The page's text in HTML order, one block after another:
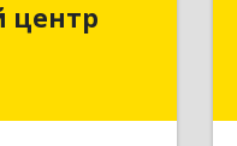
центрцентр